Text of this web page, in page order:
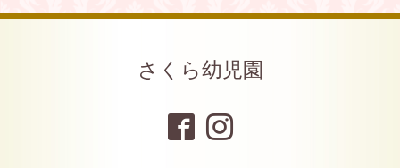
さくら幼児園